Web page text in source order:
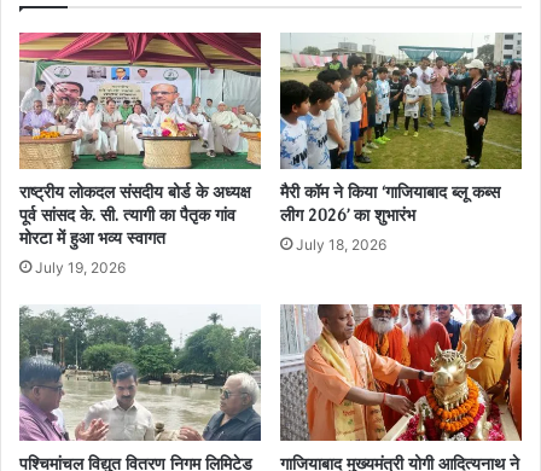
राष्ट्रीय लोकदल संसदीय बोर्ड के अध्यक्ष
पूर्व सांसद के. सी. त्यागी का पैतृक गांव
मोरटा में हुआ भव्य स्वागत
July 19, 2026
मैरी कॉम ने किया ‘गाजियाबाद ब्लू कब्स
लीग 2026’ का शुभारंभ
July 18, 2026
पश्चिमांचल विद्युत वितरण निगम लिमिटेड
गाजियाबाद मुख्यमंत्री योगी आदित्यनाथ ने